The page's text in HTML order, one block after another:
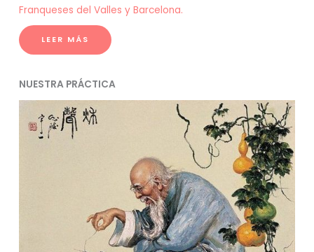
Franqueses del Valles y Barcelona.
LEER MÁS
NUESTRA PRÁCTICA